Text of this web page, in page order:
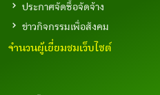
ประกาศจัดซื้อจัดจ้าง
ข่าวกิจกรรมเพื่อสังคม
จำนวนผู้เยี่ยมชมเว็บไซต์